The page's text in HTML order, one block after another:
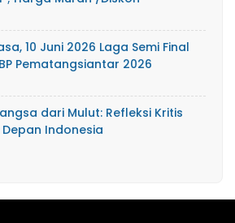
10 Juni 2026 Laga Semi Final
Pematangsiantar 2026
dari Mulut: Refleksi Kritis
Indonesia